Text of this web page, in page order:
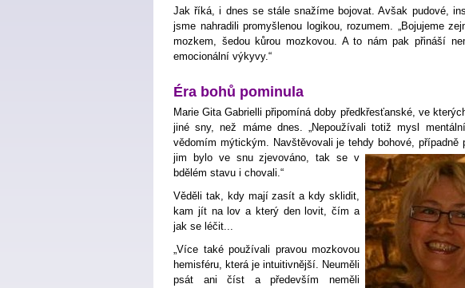
Jak říká, i dnes se stále snažíme bojovat. Avšak pudové,
jsme nahradili promyšlenou logikou, rozumem. „Bojujeme
mozkem, šedou kůrou mozkovou. A to nám pak přináší
emocionální výkyvy.“
Éra bohů pominula
Marie Gita Gabrielli připomíná doby předkřesťanské, ve
jiné sny, než máme dnes. „Nepoužívali totiž mysl
vědomím mýtickým. Navštěvovali je tehdy bohové, případně
jim
bylo ve snu zjevováno, tak se v
bdělém stavu i chovali.“
Věděli tak, kdy mají zasít a kdy sklidit,
kam jít na lov a který den lovit, čím a
jak se léčit...
„Více také používali pravou mozkovou
hemisféru, která je intuitivnější. Neuměli
psát ani číst a především neměli